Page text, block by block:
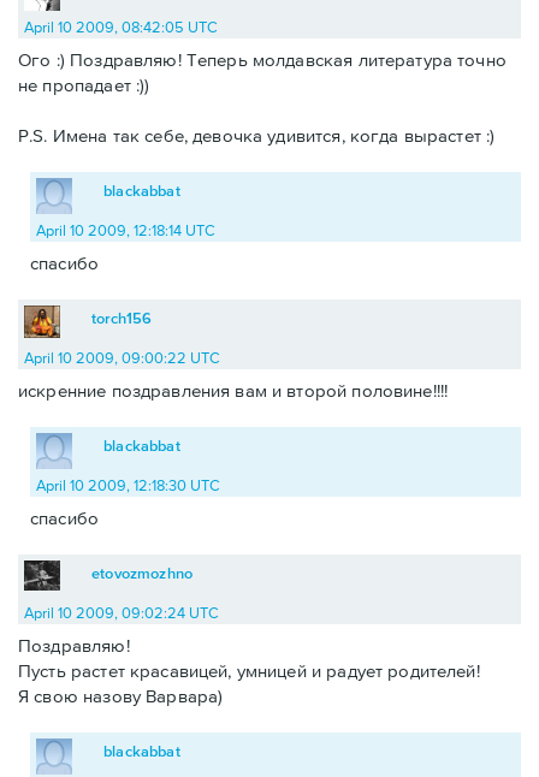
April 10 2009, 08:42:05 UTC
Ого :) Поздравляю! Теперь молдавская литература точно
не пропадает :))
P.S. Имена так себе, девочка удивится, когда вырастет :)
blackabbat
April 10 2009, 12:18:14 UTC
спасибо
torch156
April 10 2009, 09:00:22 UTC
искренние поздравления вам и второй половине!!!!
blackabbat
April 10 2009, 12:18:30 UTC
спасибо
etovozmozhno
April 10 2009, 09:02:24 UTC
Поздравляю!
Пусть растет красавицей, умницей и радует родителей!
Я свою назову Варвара)
blackabbat